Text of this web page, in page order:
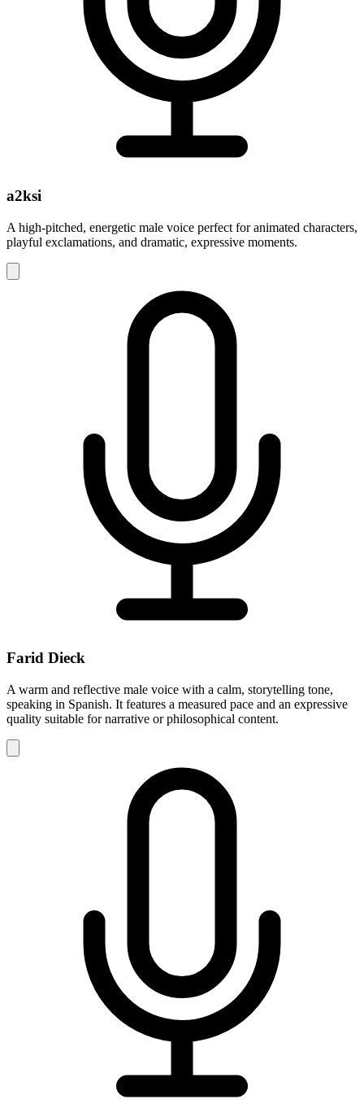
a2ksi
A high-pitched, energetic male voice perfect for animated characters,
playful exclamations, and dramatic, expressive moments.
Farid Dieck
A warm and reflective male voice with a calm, storytelling tone,
speaking in Spanish. It features a measured pace and an expressive
quality suitable for narrative or philosophical content.